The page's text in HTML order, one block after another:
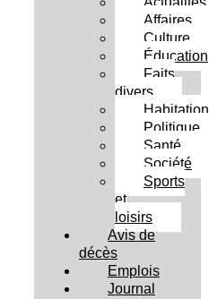
Affaires
Culture
Éducation
Faits
divers
Habitation
Politique
Santé
Société
Sports
et
loisirs
Avis de
décès
Emplois
Journal